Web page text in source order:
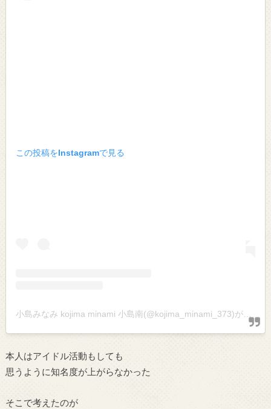
この投稿をInstagramで見る
小島みなみ kojima minami 小島南(@kojima_minami_373)がシェアした投稿
本人はアイドル活動もしても
思うように知名度が上がらなかった
そこで考えたのが